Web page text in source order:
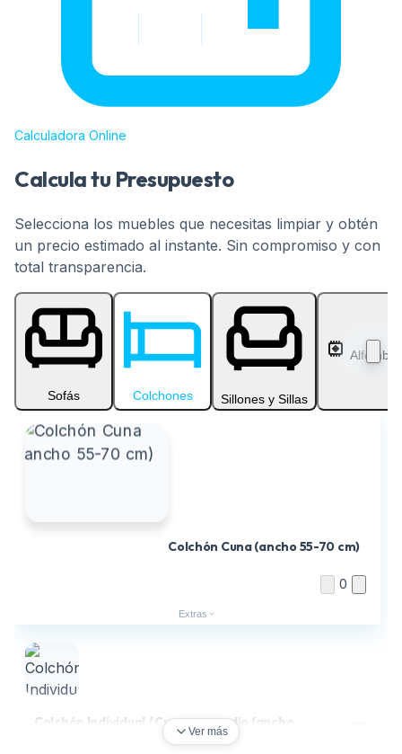
Calculadora Online
Calcula tu Presupuesto
Selecciona los muebles que necesitas limpiar y obtén
un precio estimado al instante. Sin compromiso y con
total transparencia.
Sofás Colchones Sillones y Sillas
Colchón Cuna (ancho 55-70 cm)
0
Extras
Colchón Individual / Cuerpo y medio (ancho
Ver más